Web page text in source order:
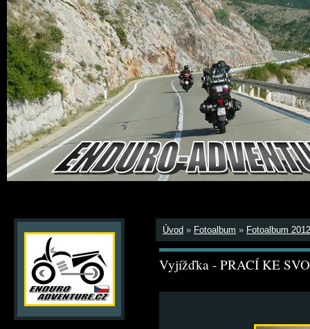
Úvod » Fotoalbum » Fotoalbum 2012
Vyjížďka - PRACÍ KE